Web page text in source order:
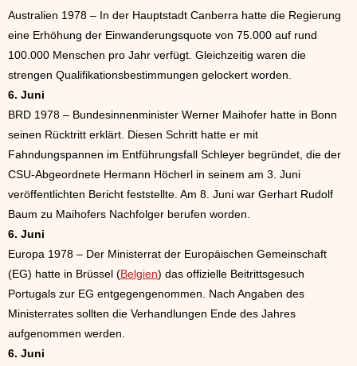
Australien 1978 – In der Hauptstadt Canberra hatte die Regierung
eine Erhöhung der Einwanderungsquote von 75.000 auf rund
100.000 Menschen pro Jahr verfügt. Gleichzeitig waren die
strengen Qualifikationsbestimmungen gelockert worden.
6. Juni
BRD 1978 – Bundesinnenminister Werner Maihofer hatte in Bonn
seinen Rücktritt erklärt. Diesen Schritt hatte er mit
Fahndungspannen im Entführungsfall Schleyer begründet, die der
CSU-Abgeordnete Hermann Höcherl in seinem am 3. Juni
veröffentlichten Bericht feststellte. Am 8. Juni war Gerhart Rudolf
Baum zu Maihofers Nachfolger berufen worden.
6. Juni
Europa 1978 – Der Ministerrat der Europäischen Gemeinschaft
(EG) hatte in Brüssel (Belgien) das offizielle Beitrittsgesuch
Portugals zur EG entgegengenommen. Nach Angaben des
Ministerrates sollten die Verhandlungen Ende des Jahres
aufgenommen werden.
6. Juni